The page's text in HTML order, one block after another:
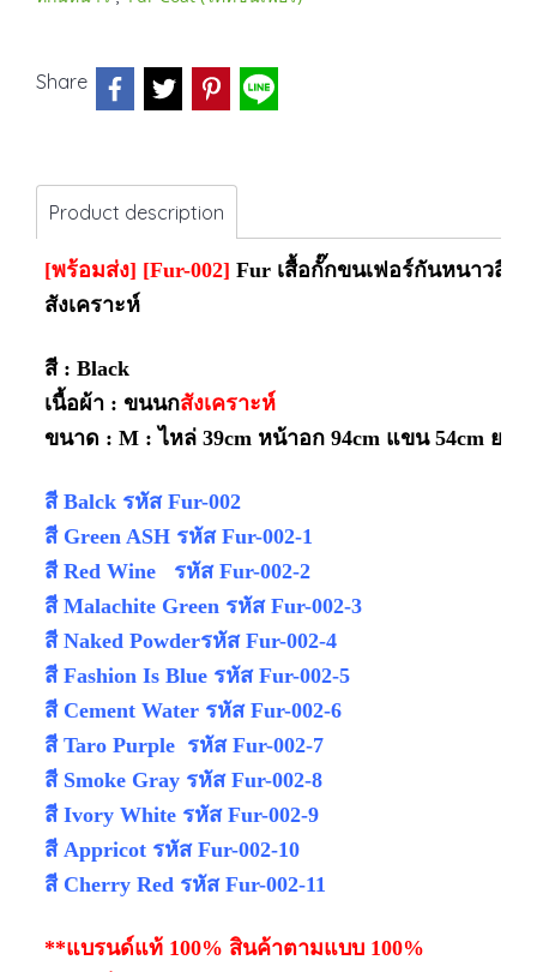
Share
Product description
[พร้อมส่ง] [Fur-002] Fur เสื้อกั๊กขนเฟอร์กันหนาวสี
สังเคราะห์
สี : Black
เนื้อผ้า : ขนนกสังเคราะห์
ขนาด : M : ไหล่ 39cm หน้าอก 94cm แขน 54cm ยาว
สี Balck รหัส Fur-002
สี Green ASH รหัส Fur-002-1
สี Red Wine รหัส Fur-002-2
สี Malachite Green รหัส Fur-002-3
สี Naked Powderรหัส Fur-002-4
สี Fashion Is Blue รหัส Fur-002-5
สี Cement Water รหัส Fur-002-6
สี Taro Purple รหัส Fur-002-7
สี Smoke Gray รหัส Fur-002-8
สี Ivory White รหัส Fur-002-9
สี Appricot รหัส Fur-002-10
สี Cherry Red รหัส Fur-002-11
**แบรนด์แท้ 100% สินค้าตามแบบ 100%